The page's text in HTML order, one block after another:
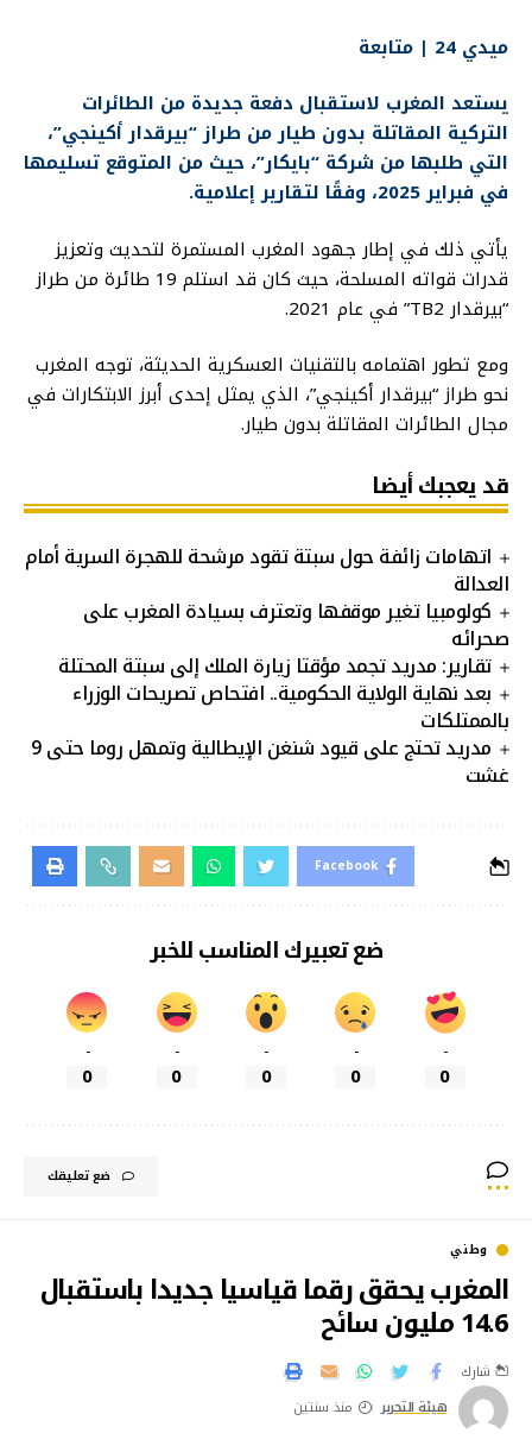
ميدي 24 | متابعة
يستعد المغرب لاستقبال دفعة جديدة من الطائرات
التركية المقاتلة بدون طيار من طراز “بيرقدار أكينجي”،
التي طلبها من شركة “بايكار”، حيث من المتوقع تسليمها
في فبراير 2025، وفقًا لتقارير إعلامية.
يأتي ذلك في إطار جهود المغرب المستمرة لتحديث وتعزيز
قدرات قواته المسلحة، حيث كان قد استلم 19 طائرة من طراز
“بيرقدار TB2” في عام 2021.
ومع تطور اهتمامه بالتقنيات العسكرية الحديثة، توجه المغرب
نحو طراز “بيرقدار أكينجي”، الذي يمثل إحدى أبرز الابتكارات في
مجال الطائرات المقاتلة بدون طيار.
قد يعجبك أيضا
اتهامات زائفة حول سبتة تقود مرشحة للهجرة السرية أمام
العدالة
كولومبيا تغير موقفها وتعترف بسيادة المغرب على
صحرائه
تقارير: مدريد تجمد مؤقتا زيارة الملك إلى سبتة المحتلة
بعد نهاية الولاية الحكومية.. افتحاص تصريحات الوزراء
بالممتلكات
مدريد تحتج على قيود شنغن الإيطالية وتمهل روما حتى 9
غشت
Facebook
ضع تعبيرك المناسب للخبر
-
0
-
0
-
0
-
0
-
0
ضع تعليقك
وطني
المغرب يحقق رقما قياسيا جديدا باستقبال
14.6 مليون سائح
هيئة التحرير منذ سنتين
شارك